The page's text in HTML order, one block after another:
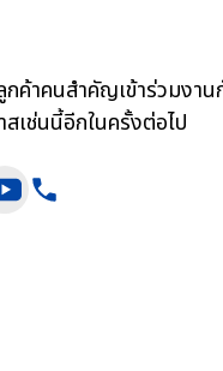
กค้าคนสำคัญเข้าร่วมง
สเช่นนี้อีกในครั้งต่อไป